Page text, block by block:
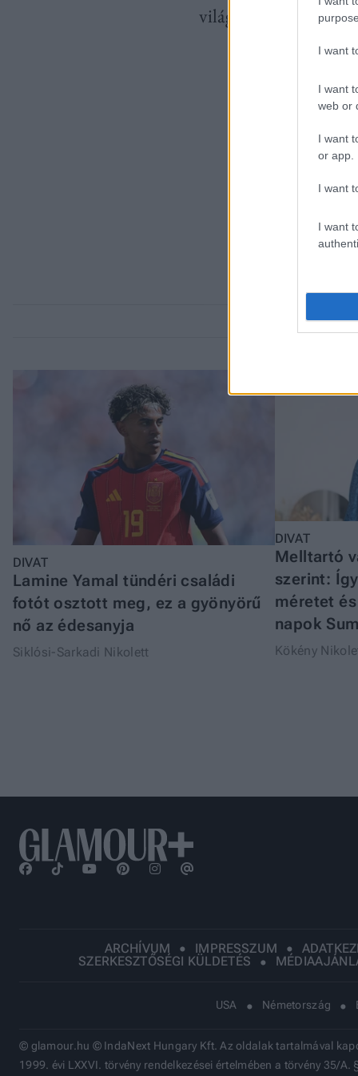
I want
I want
web or
I want
or app.
I want
I want
világot
DIVAT
Lamine Yamal tündéri családi
fotót osztott meg, ez a gyönyörű
nő az édesanyja
Siklósi-Sarkadi Nikolett
DIVAT
Melltartó
szerint:
méretet
napok
Kökény
ARCHÍVUM IMPRESSZUM
SZERKESZTŐSÉGI KÜLDETÉS
USA Németország
© glamour.hu © IndaNext Hungary Kft. Az oldalak tartalmával
1999. évi LXXVI. törvény rendelkezései értelmében a törvény 35/